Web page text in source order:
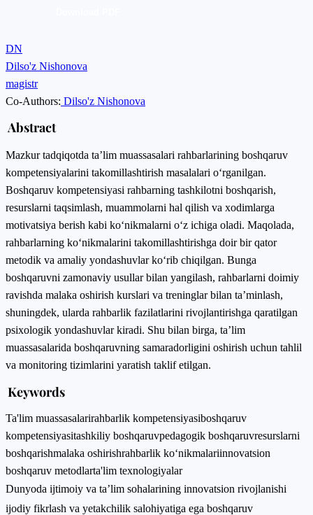
DN
Dilso'z Nishonova
magistr
Co-Authors: Dilso'z Nishonova
Abstract
Mazkur tadqiqotda ta’lim muassasalari rahbarlarining boshqaruv
kompetensiyalarini takomillashtirish masalalari o‘rganilgan.
Boshqaruv kompetensiyasi rahbarning tashkilotni boshqarish,
resurslarni taqsimlash, muammolarni hal qilish va xodimlarga
motivatsiya berish kabi ko‘nikmalarni o‘z ichiga oladi. Maqolada,
rahbarlarning ko‘nikmalarini takomillashtirishga doir bir qator
metodik va amaliy yondashuvlar ko‘rib chiqilgan. Bunga
boshqaruvni zamonaviy usullar bilan yangilash, rahbarlarni doimiy
ravishda malaka oshirish kurslari va treninglar bilan ta’minlash,
shuningdek, ularda rahbarlik fazilatlarini rivojlantirishga qaratilgan
psixologik yondashuvlar kiradi. Shu bilan birga, ta’lim
muassasalarida boshqaruvning samaradorligini oshirish uchun tahlil
va monitoring tizimlarini yaratish taklif etilgan.
Keywords
Ta'lim muassasalarirahbarlik kompetensiyasiboshqaruv
kompetensiyasitashkiliy boshqaruvpedagogik boshqaruvresurslarni
boshqarishmalaka oshirishrahbarlik ko‘nikmalariinnovatsion
boshqaruv metodlarta'lim texnologiyalar
Dunyoda ijtimoiy va ta’lim sohalarining innovatsion rivojlanishi
ijodiy fikrlash va yetakchilik salohiyatiga ega boshqaruv